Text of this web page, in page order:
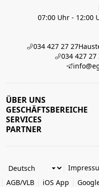
07:00 Uhr - 12:00
034 427 27 27
034 427 27
ÜBER UNS
GESCHÄFTSBEREICHE
SERVICES
PARTNER
AGB/VLB
iOS App